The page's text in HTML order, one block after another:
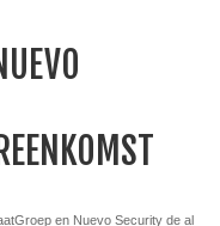
en Nuevo Security de al